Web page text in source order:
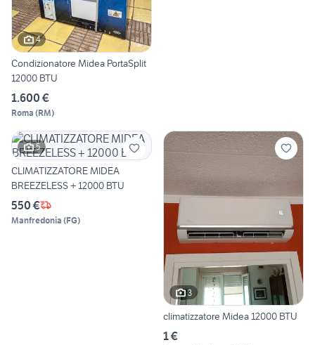
4
Condizionatore Midea PortaSplit
12000 BTU
1.600 €
Roma (RM)
5
CLIMATIZZATORE MIDEA
BREEZELESS + 12000 BTU
550 €
Manfredonia (FG)
3
climatizzatore Midea 12000 BTU
1 €